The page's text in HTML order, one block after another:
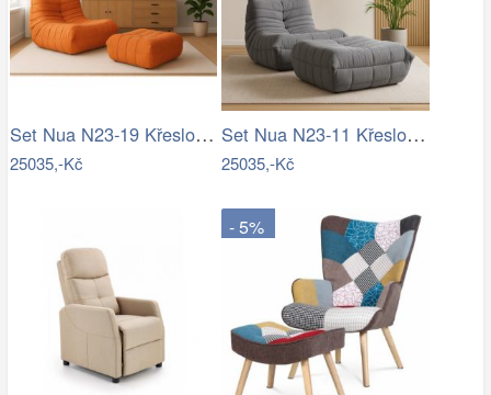
Set Nua N23-19 Křeslo + Nua N22-19 Osman
25035,-Kč
Set Nua N23-11 Křeslo + Nua N22-11 Osman
25035,-Kč
- 5%